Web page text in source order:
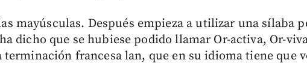
mayúsculas. Después empieza a utilizar una sílaba
dicho que se hubiese podido llamar Or-activa, Or-
francesa lan, que en su idioma tiene que